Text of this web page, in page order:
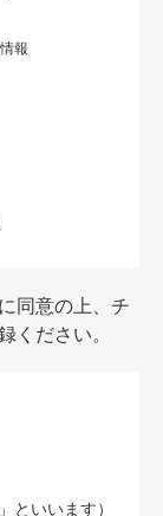
報
同意の上、チ
ください。
といいます）